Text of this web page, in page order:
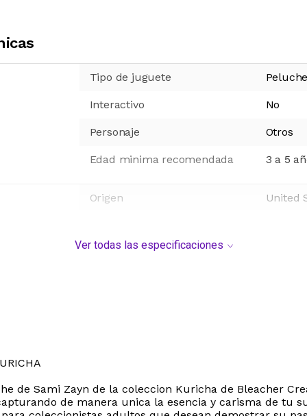
Tipo de juguete Peluche
Interactivo No
Personaje Otros
Edad minima recomendada 3 a 5
Origen United
Ver todas las especificaciones
de Sami Zayn de la coleccion Kuricha de Bleacher
de manera unica la esencia y carisma de tu